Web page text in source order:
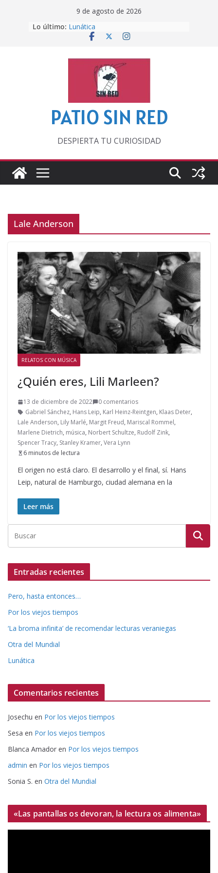
9 de agosto de 2026
Lo último: Lunática
Pero, hasta entonces…
‘La broma infinita’ de recomendar
lecturas veraniegas
Otra del Mundial
PATIO SIN RED
DESPIERTA TU CURIOSIDAD
Lale Anderson
RELATOS CON MÚSICA
¿Quién eres, Lili Marleen?
13 de diciembre de 2022
0 comentarios
Gabriel Sánchez, Hans Leip, Karl Heinz-Reintgen, Klaas Deter,
Lale Anderson, Lily Marlé, Margit Freud, Mariscal Rommel,
Marlene Dietrich, música, Norbert Schultze, Rudolf Zink,
Spencer Tracy, Stanley Kramer, Vera Lynn
6 minutos de lectura
El origen no está claro. El desarrollo y el final, sí. Hans
Leip, natural de Hamburgo, ciudad alemana en la
Leer más
Entradas recientes
Pero, hasta entonces…
Por los viejos tiempos
‘La broma infinita’ de recomendar lecturas veraniegas
Otra del Mundial
Lunática
Comentarios recientes
Josechu en Por los viejos tiempos
Sesa en Por los viejos tiempos
Blanca Amador en Por los viejos tiempos
admin en Por los viejos tiempos
Sonia S. en Otra del Mundial
«Las pantallas os devoran, la lectura os alimenta»